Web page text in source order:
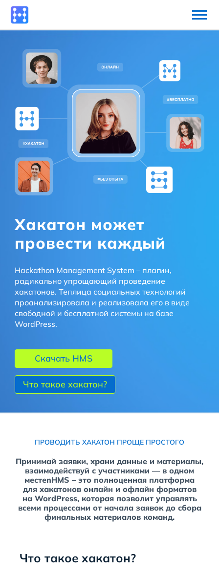
Хакатон может
провести каждый
Hackathon Management System – плагин,
радикально упрощающий проведение
хакатонов. Теплица социальных технологий
проанализировала и реализовала его в виде
свободной и бесплатной системы на базе
WordPress.
Скачать HMS
Что такое хакатон?
ПРОВОДИТЬ ХАКАТОН ПРОЩЕ ПРОСТОГО
Принимай заявки, храни данные и материалы,
взаимодействуй с участниками — в одном
местеnHMS – это полноценная платформа
для хакатонов онлайн и офлайн форматов
на WordPress, которая позволит управлять
всеми процессами от начала заявок до сбора
финальных материалов команд.
Что такое хакатон?